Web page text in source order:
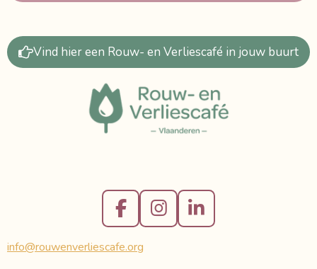
Vind hier een Rouw- en Verliescafé in jouw buurt
F
a
c
I
n
L
i
info@rouwenverliescafe.org